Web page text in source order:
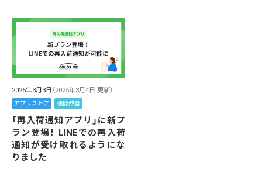
2025年3月3日 （2025年3月4日 更新）
アプリストア 機能改善
「再入荷通知アプリ」に新プ
ラン登場！ LINEでの再入荷
通知が受け取れるようにな
りました